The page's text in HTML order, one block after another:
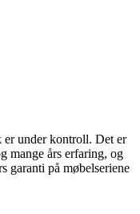
under kontroll. Det er
mange års erfaring, og
garanti på møbelseriene